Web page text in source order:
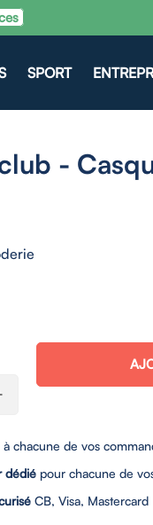
SPORT
-
à chacune de vos
dédié pour chacune de
CB, Visa, Mastercard